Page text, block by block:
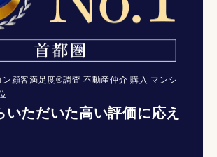
いただいた高い評価に応え
顧客満足度®調査 不動産仲介 購入 マンシ